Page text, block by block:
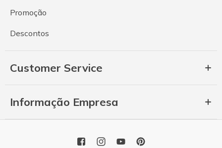
Promoção
Descontos
Customer Service
Informação Empresa